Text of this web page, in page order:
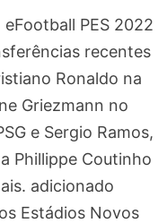
PES 2022
recentes
Ronaldo na
Griezmann no
e Sergio Ramos,
Phillippe Coutinho
adicionado
Estádios Novos